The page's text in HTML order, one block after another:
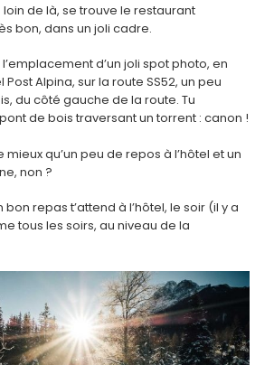
loin de là, se trouve le restaurant
bon, dans un joli cadre.
d’un joli spot photo, en
Post Alpina, sur la route SS52, un peu
du côté gauche de la route. Tu
de bois traversant un torrent : canon !
qu’un peu de repos à l’hôtel et un
non ?
bon repas t’attend à l’hôtel, le soir (il y a
tous les soirs, au niveau de la